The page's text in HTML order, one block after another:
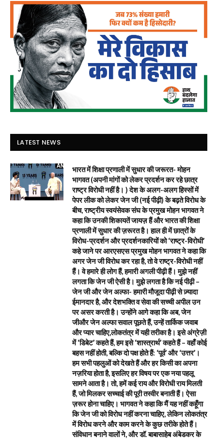
LATEST NEWS
भारत में शिक्षा प्रणाली में सुधार की जरूरत- मोहन
भागवत (अपनी मांगों को लेकर प्रदर्शन कर रहे छात्र
राष्ट्र विरोधी नहीं है। ) देश के अलग-अलग हिस्सों में
पेपर लीक को लेकर जेन जी (नई पीढ़ी) के बढ़ते विरोध के
बीच, राष्ट्रीय स्वयंसेवक संघ के प्रमुख मोहन भागवत ने
कहा कि उनकी शिकायतें जायज़ हैं और भारत की शिक्षा
प्रणाली में सुधार की ज़रूरत है। हाल ही में छात्रों के
विरोध-प्रदर्शन और प्रदर्शनकारियों को ‘राष्ट्र-विरोधी’
कहे जाने पर आरएसएस प्रमुख मोहन भागवत ने कहा कि
अगर जेन जी विरोध कर रहा है, तो वे राष्ट्र-विरोधी नहीं
हैं। वे हमारे ही लोग हैं, हमारी अगली पीढ़ी हैं। मुझे नहीं
लगता कि जेन जी ऐसी है। मुझे लगता है कि नई पीढ़ी –
जेन जी और जेन अल्फा- हमारी मौजूदा पीढ़ी से ज़्यादा
ईमानदार है, और देशभक्ति व सेवा की सच्ची अपील उन
पर असर करती है। उन्होंने आगे कहा कि अब, जेन
जीऔर जेन अल्फा सवाल पूछते हैं, उन्हें तार्किक जवाब
और प्यार चाहिए,लोकतंत्र में यही तरीका है। इसे अंग्रेज़ी
में ‘डिबेट’ कहते हैं, हम इसे ‘शास्त्रार्थ’ कहते हैं – वहाँ कोई
बहस नहीं होती, बल्कि दो पक्ष होते हैं: ‘पूर्व’ और ‘उत्तर’।
हम सभी पहलुओं को देखते हैं और हर किसी का अपना
नज़रिया होता है, इसलिए हर विषय पर एक नया पहलू
सामने आता है। तो, हमें कई राय और विरोधी राय मिलती
हैं, जो मिलकर सच्चाई की पूरी तस्वीर बनाती हैं। ऐसा
ज़रूर होना चाहिए। भागवत ने कहा कि मैं यह नहीं कहूँगा
कि जेन जी को विरोध नहीं करना चाहिए, लेकिन लोकतंत्र
में विरोध करने और काम करने के कुछ तरीके होते हैं।
संविधान बनाने वालों ने, और डॉ. बाबासाहेब अंबेडकर के